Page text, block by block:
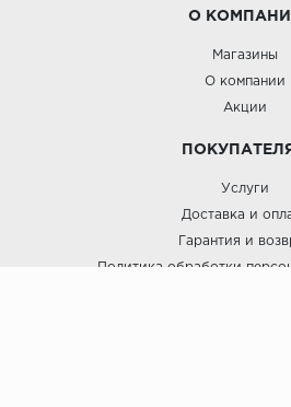
О
Магазины
О компании
Акции
Услуги
Доставка и
Гарантия и
Политика обработки